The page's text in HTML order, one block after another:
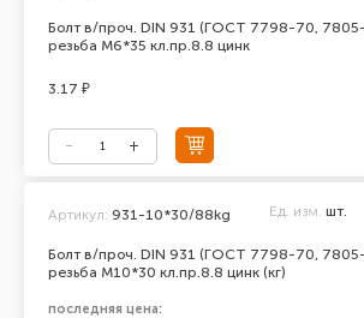
Болт в/проч. DIN 931 (ГОСТ 7798-70,
резьба М6*35 кл.пр.8.8 цинк
3.17 ₽
Болт в/проч. DIN 931 (ГОСТ 7798-70,
резьба М10*30 кл.пр.8.8 цинк (кг)
Артикул: 931-10*30/88kg Ед. изм. шт.
последняя цена: